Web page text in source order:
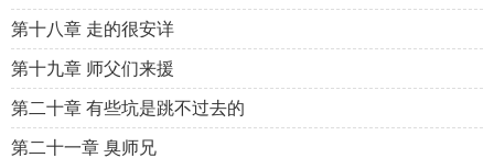
第十八章 走的很安详
第十九章 师父们来援
第二十章 有些坑是跳不过去的
第二十一章 臭师兄